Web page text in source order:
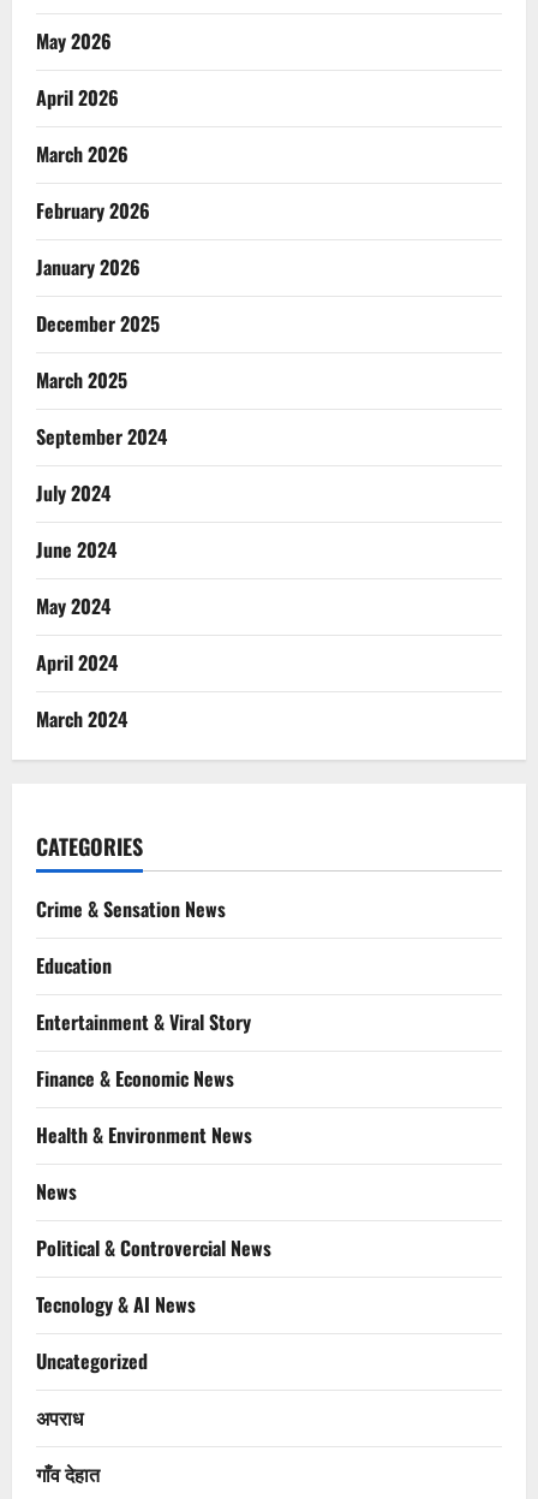
May 2026
April 2026
March 2026
February 2026
January 2026
December 2025
March 2025
September 2024
July 2024
June 2024
May 2024
April 2024
March 2024
CATEGORIES
Crime & Sensation News
Education
Entertainment & Viral Story
Finance & Economic News
Health & Environment News
News
Political & Controvercial News
Tecnology & AI News
Uncategorized
अपराध
गाँव देहात